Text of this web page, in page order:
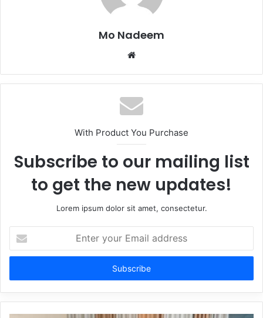
Mo Nadeem
Website
With Product You Purchase
Subscribe to our mailing list
to get the new updates!
Lorem ipsum dolor sit amet, consectetur.
your
Email